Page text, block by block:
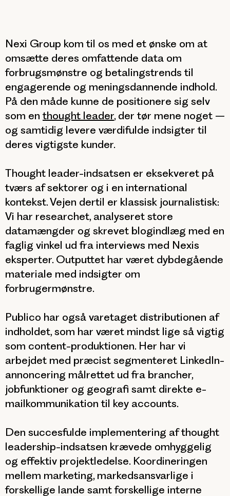
Nexi Group kom til os med et ønske om at
omsætte deres omfattende data om
forbrugsmønstre og betalingstrends til
engagerende og meningsdannende indhold.
På den måde kunne de positionere sig selv
som enthought leader, der tør mene noget –
og samtidig levere værdifulde indsigter til
deres vigtigste kunder.
Thought leader-indsatsen er eksekveret på
tværs af sektorer og i en international
kontekst. Vejen dertil er klassisk journalistisk:
Vi har researchet, analyseret store
datamængder og skrevet blogindlæg med en
faglig vinkel ud fra interviews med Nexis
eksperter. Outputtet har været dybdegående
materiale med indsigter om
forbrugermønstre.
Publico har også varetaget distributionen af
indholdet, som har været mindst lige så vigtig
som content-produktionen. Her har vi
arbejdet med præcist segmenteret LinkedIn-
annoncering målrettet ud fra brancher,
jobfunktioner og geografi samt direkte e-
mailkommunikation til key accounts.
Den succesfulde implementering af thought
leadership-indsatsen krævede omhyggelig
og effektiv projektledelse. Koordineringen
mellem marketing, markedsansvarlige i
forskellige lande samt forskellige interne